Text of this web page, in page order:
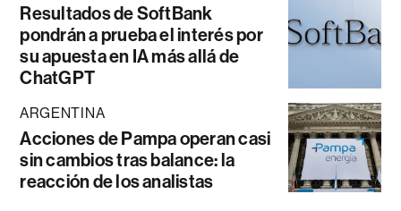
Resultados de SoftBank
pondrán a prueba el interés por
su apuesta en IA más allá de
ChatGPT
ARGENTINA
Acciones de Pampa operan casi
sin cambios tras balance: la
reacción de los analistas